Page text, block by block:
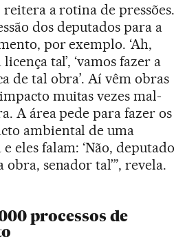
a rotina de pressões.
dos deputados para a
por exemplo. ‘Ah,
tal’, ‘vamos fazer a
de tal obra’. Aí vêm obras
muitas vezes mal-
A área pede para fazer os
ambiental de uma
eles falam: ‘Não, deputado
senador tal’”, revela.
processos de